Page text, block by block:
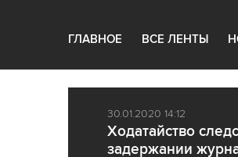
ГЛАВНОЕ ВСЕ ЛЕНТЫ
30.01.2020 14:12
Ходатайство
задержании